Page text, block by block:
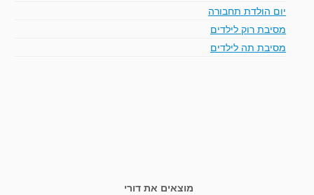
יום הולדת תחבורה
מסיבת רוק לילדים
מסיבת תה לילדים
מוצאים את דורי